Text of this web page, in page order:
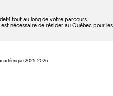
tout au long de votre parcours
nécessaire de résider au Québec pour les
2025-2026.